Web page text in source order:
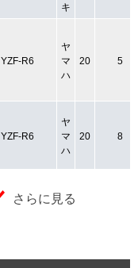
キ
YZF-R6
ヤ
マ
ハ
20 5
YZF-R6
ヤ
マ
ハ
20 8
さらに見る